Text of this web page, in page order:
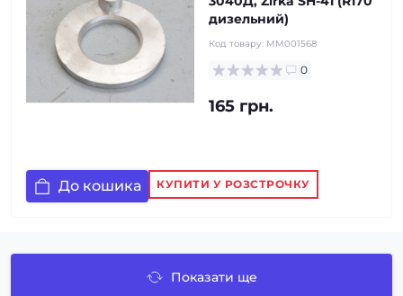
дизельний)
Код товару: MM001568
0
165 грн.
До кошика КУПИТИ У РОЗСТРОЧКУ
Показати ще